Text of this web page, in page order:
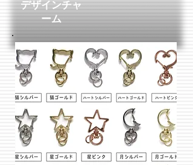
デザインチャ
ーム